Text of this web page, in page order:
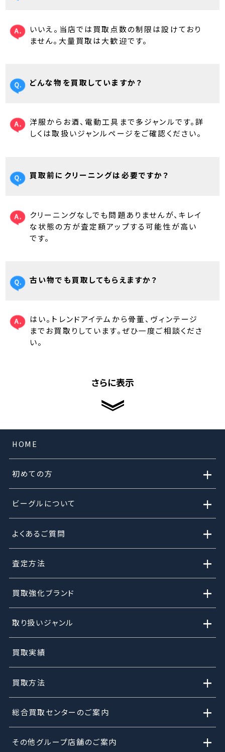
いいえ。当店では買取点数の制限は設けており
ません。大量買取は大歓迎です。
どんな物を買取していますか？
洋服からお酒、電動工具まで多ジャンルです。詳
しくは取扱いジャンルページをご確認ください。
買取前にクリーニングは必要ですか？
クリーニングなしでも問題ありませんが、キレイ
な状態の方が査定額アップする可能性が高い
です。
古い物でも買取してもらえますか？
はい。トレンドアイテムから骨董、ヴィンテージ
までお買取りしています。ぜひ一度ご相談くださ
い。
さらに表示
HOME
初めての方 +
ビーグルについて +
よくあるご質問 +
査定方法 +
買取強化ブランド +
取り扱いジャンル +
買取実績
買取方法 +
総合買取センターのご案内 +
その他グループ店舗のご案内 +